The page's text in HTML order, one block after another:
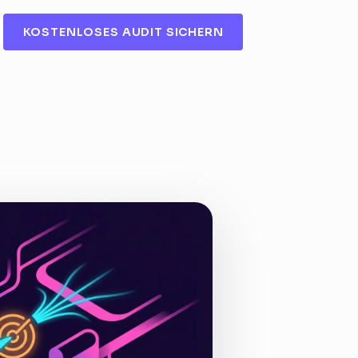
KOSTENLOSES AUDIT SICHERN